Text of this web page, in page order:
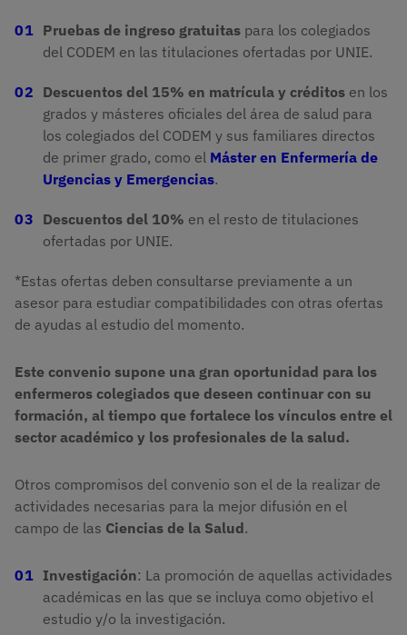
Pruebas de ingreso gratuitas para los colegiados
del CODEM en las titulaciones ofertadas por UNIE.
Descuentos del 15% en matrícula y créditos en los
grados y másteres oficiales del área de salud para
los colegiados del CODEM y sus familiares directos
de primer grado, como el Máster en Enfermería de
Urgencias y Emergencias.
Descuentos del 10% en el resto de titulaciones
ofertadas por UNIE.
*Estas ofertas deben consultarse previamente a un
asesor para estudiar compatibilidades con otras ofertas
de ayudas al estudio del momento.
Este convenio supone una gran oportunidad para los
enfermeros colegiados que deseen continuar con su
formación, al tiempo que fortalece los vínculos entre el
sector académico y los profesionales de la salud.
Otros compromisos del convenio son el de la realizar de
actividades necesarias para la mejor difusión en el
campo de las Ciencias de la Salud.
Investigación: La promoción de aquellas actividades
académicas en las que se incluya como objetivo el
estudio y/o la investigación.